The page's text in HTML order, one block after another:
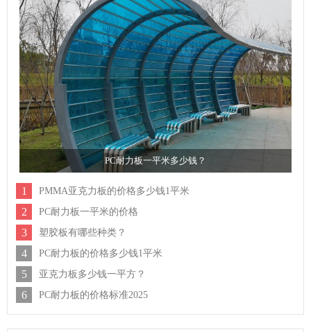
PC耐力板一平米多少钱？
1 PMMA亚克力板的价格多少钱1平米
2 PC耐力板一平米的价格
3 塑胶板有哪些种类？
4 PC耐力板的价格多少钱1平米
5 亚克力板多少钱一平方？
6 PC耐力板的价格标准2025